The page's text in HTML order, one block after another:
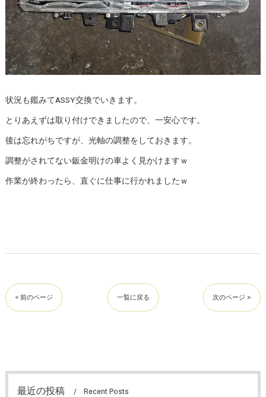
状況も鑑みてASSY交換でいきます。
とりあえずは取り付けできましたので、一安心です。
後は忘れがちですが、光軸の調整をしておきます。
調整がされてない鈑金明けの車よく見かけますｗ
作業が終わったら、直ぐに仕事に行かれましたｗ
< 前のページ 一覧に戻る 次のページ >
最近の投稿 Recent Posts